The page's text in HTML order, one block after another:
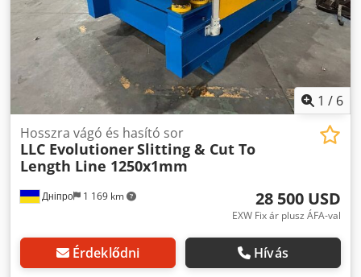
1 / 6
Дніпро 1 169 km
Hosszra vágó és hasító sor
LLC EvolutionerSlitting & Cut To
Length Line 1250x1mm
28 500 USD
EXW Fix ár plusz ÁFA-val
Érdeklődni Hívás